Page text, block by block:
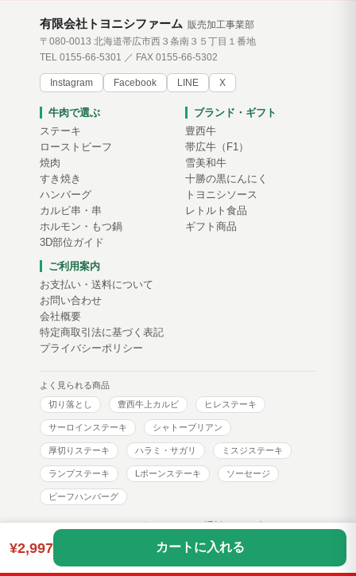
有限会社トヨニシファーム 販売加工事業部
〒080-0013 北海道帯広市西３条南３５丁目１番地
TEL 0155-66-5301 ／ FAX 0155-66-5302
Instagram Facebook LINE X
牛肉で選ぶ
ステーキ
ローストビーフ
焼肉
すき焼き
ハンバーグ
カルビ串・串
ホルモン・もつ鍋
3D部位ガイド
ブランド・ギフト
豊西牛
帯広牛（F1）
雪美和牛
十勝の黒にんにく
トヨニシソース
レトルト食品
ギフト商品
ご利用案内
お支払い・送料について
お問い合わせ
会社概要
特定商取引法に基づく表記
プライバシーポリシー
よく見られる商品
切り落とし
豊西牛上カルビ ヒレステーキ
サーロインステーキ シャトーブリアン
厚切りステーキ ハラミ・サガリ ミスジステーキ
ランプステーキ Lボーンステーキ ソーセージ
ビーフハンバーグ
トヨニシファーム コーポレートサイト通販サイトブログ
Copyright © toyonishi farm. All Rights Reserved.
¥2,997 カートに入れる